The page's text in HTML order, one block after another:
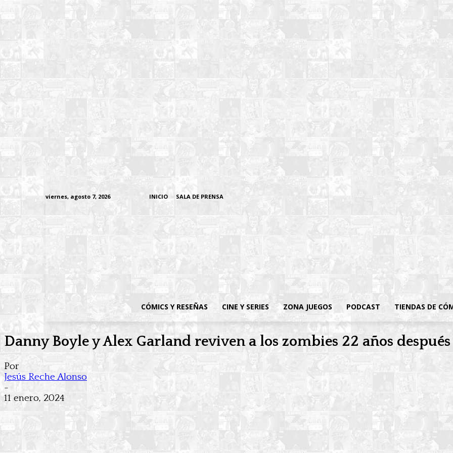
viernes, agosto 7, 2026 INICIO SALA DE PRENSA
CÓMICS Y RESEÑAS CINE Y SERIES ZONA JUEGOS PODCAST TIENDAS DE
Danny Boyle y Alex Garland reviven a los zombies 22 años después
Por
Jesús Reche Alonso
-
11 enero, 2024